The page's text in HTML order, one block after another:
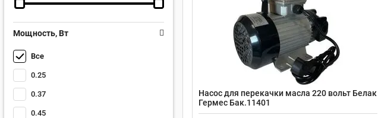
Мощность, Вт
Все
0.25
0.37
0.45
Насос для перекачки масла 220 вольт Белак
Гермес Бак.11401